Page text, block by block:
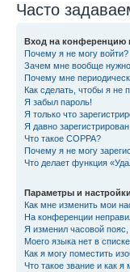
Часто
Вход на конференцию
Почему я не могу войти?
Зачем мне вообще нужно
Почему мне
Как сделать, чтобы я не
Я забыл пароль!
Я только что
Я давно
Что такое COPPA?
Почему я не могу
Что делает функция
Параметры и
Как мне изменить мои
На конференции
Я изменил часовой
Моего языка нет в
Как я могу поместить
Что такое звание и как я